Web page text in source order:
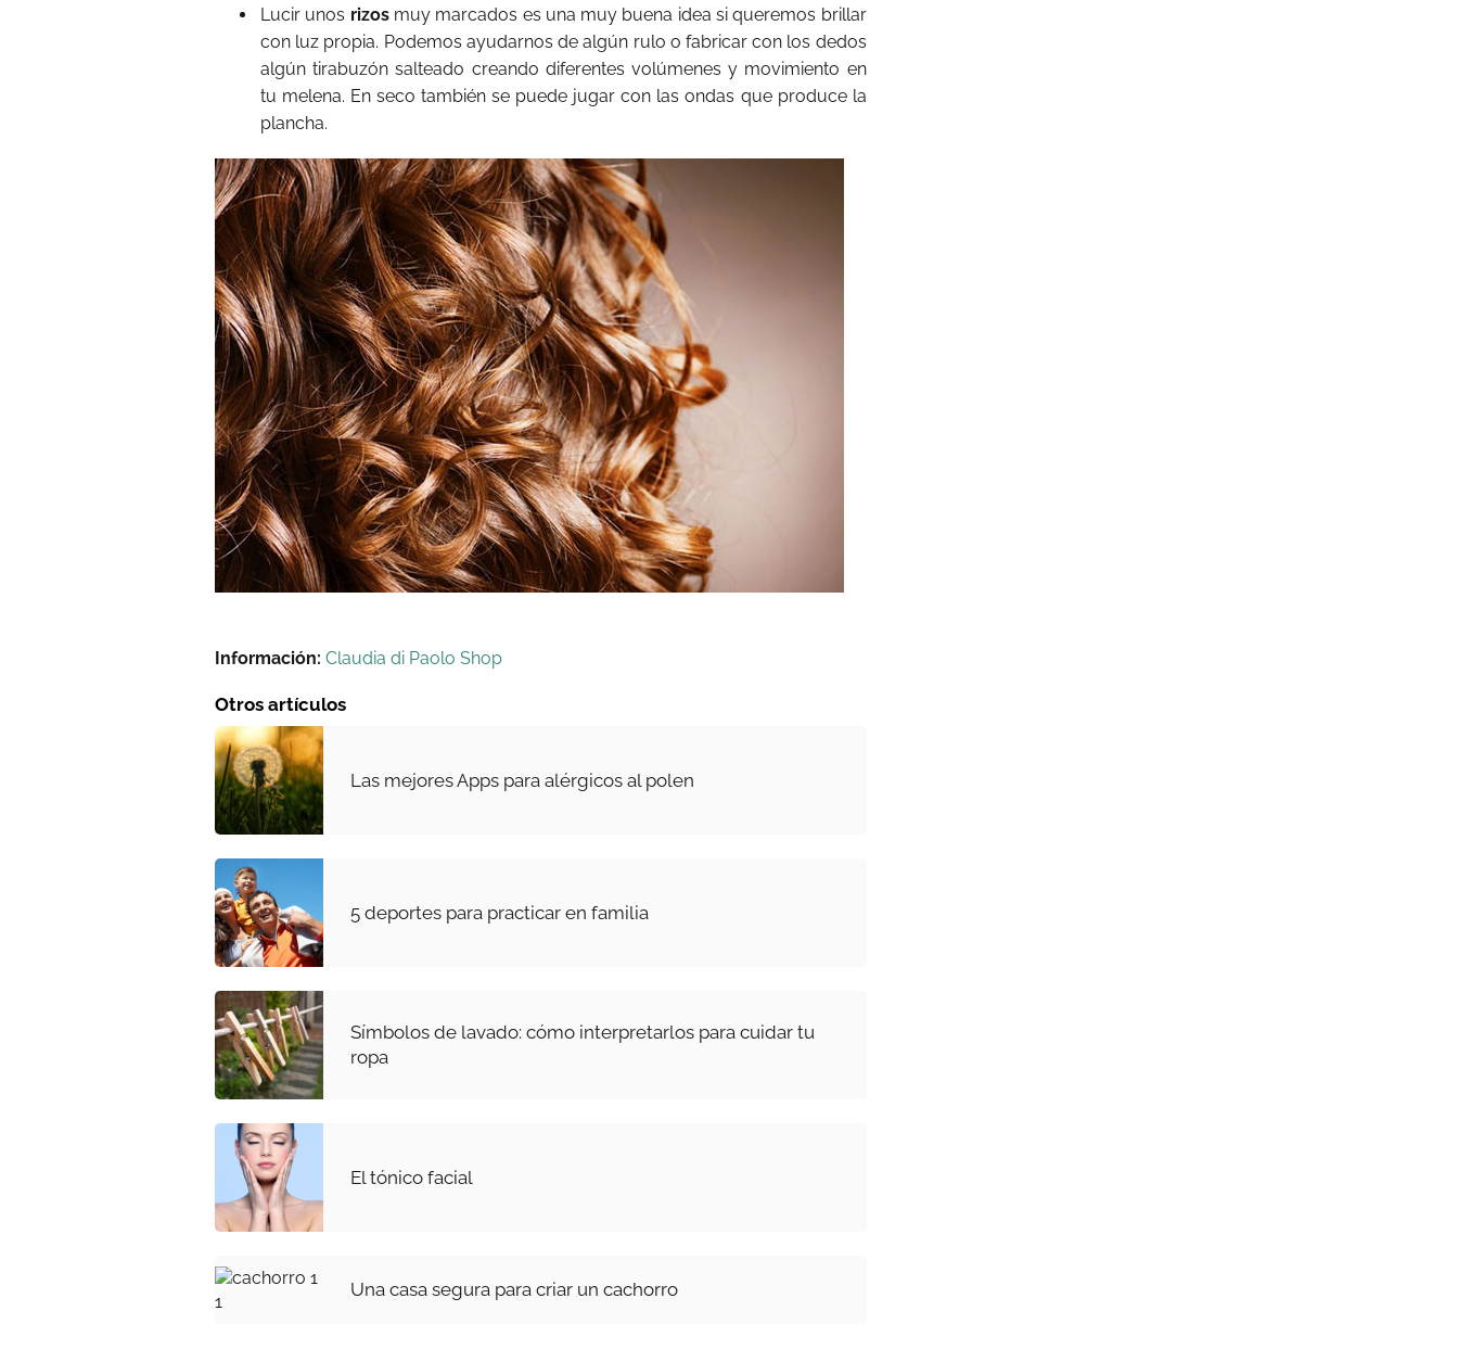
Lucir unos rizosmuy marcados es una muy buena idea si queremos brillar
con luz propia. Podemos ayudarnos de algún rulo o fabricar con los dedos
algún tirabuzón salteado creando diferentes volúmenes y movimiento en
tu melena. En seco también se puede jugar con las ondas que produce la
plancha.
Información: Claudia di Paolo Shop
Otros artículos
Las mejores Apps para alérgicos al polen
5 deportes para practicar en familia
Símbolos de lavado: cómo interpretarlos para cuidar tu
ropa
El tónico facial
Una casa segura para criar un cachorro